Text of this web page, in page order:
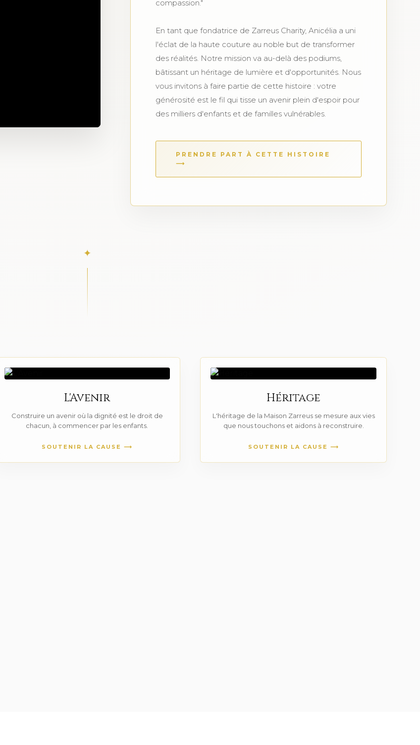
compassion."
En tant que fondatrice de Zarreus Charity, Anicélia a uni
l'éclat de la haute couture au noble but de transformer
des réalités. Notre mission va au-delà des podiums,
bâtissant un héritage de lumière et d'opportunités. Nous
vous invitons à faire partie de cette histoire : votre
générosité est le fil qui tisse un avenir plein d'espoir pour
des milliers d'enfants et de familles vulnérables.
PRENDRE PART À CETTE HISTOIRE
⟶
✦
L'Avenir
Construire un avenir où la dignité est le droit de
chacun, à commencer par les enfants.
SOUTENIR LA CAUSE ⟶
Héritage
L'héritage de la Maison Zarreus se mesure aux vies
que nous touchons et aidons à reconstruire.
SOUTENIR LA CAUSE ⟶